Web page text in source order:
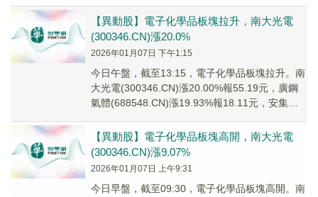
【異動股】電子化學品板塊拉升，南大光電
(300346.CN)漲20.0%
2026年01月07日 下午1:15
今日午盤，截至13:15，電子化學品板塊拉升。南
大光電(300346.CN)漲20.00%報55.19元，廣鋼
氣體(688548.CN)漲19.93%報18.11元，安集科
【異動股】電子化學品板塊高開，南大光電
(300346.CN)漲9.07%
2026年01月07日 上午9:31
今日早盤，截至09:30，電子化學品板塊高開。南